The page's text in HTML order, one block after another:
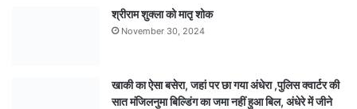
श्रीराम शुक्ला को मातृ शोक
November 30, 2024
खाकी का ऐसा बसेरा, जहां पर छा गया अंधेरा ,पुलिस क्वार्टर की
सात मंजिलनुमा बिल्डिंग का जमा नहीं हुआ बिल, अंधेरे में जीने